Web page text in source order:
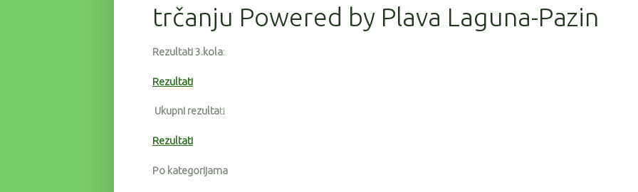
trčanju Powered by Plava Laguna-Pazin
Rezultati 3.kola:
Rezultati
Ukupni rezultati
Rezultati
Po kategorijama